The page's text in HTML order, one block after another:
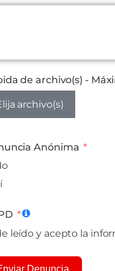
de archivo(s) -
archivo(s)
Anónima
leído y acepto la
Denuncia